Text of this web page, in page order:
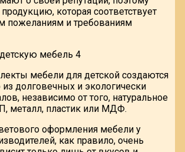
которая соответствует
пожеланиям и требованиям
мебели для детской создаются
долговечных и экологически
независимо от того, натуральное
металл, пластик или МДФ.
оформления мебели у
как правило, очень